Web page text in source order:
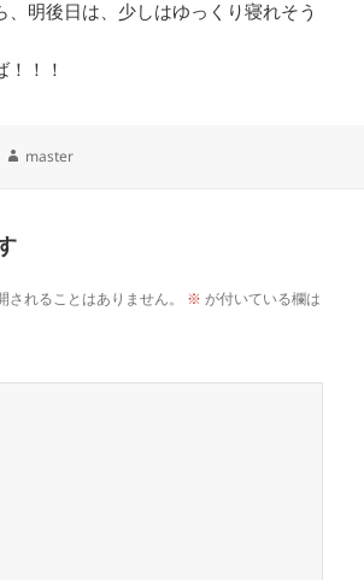
、明後日は、少しはゆっくり寝れそう
！！
作
master
されることはありません。 ※ が付いている欄は